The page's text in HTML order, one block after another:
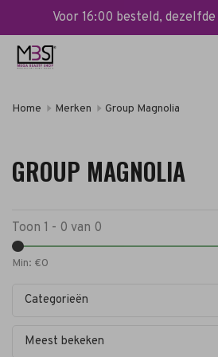
Voor 16:00 besteld,
Home Merken Group Magnolia
GROUP MAGNOLIA
Toon 1 - 0 van 0
Min: €0
Categorieën
Meest bekeken